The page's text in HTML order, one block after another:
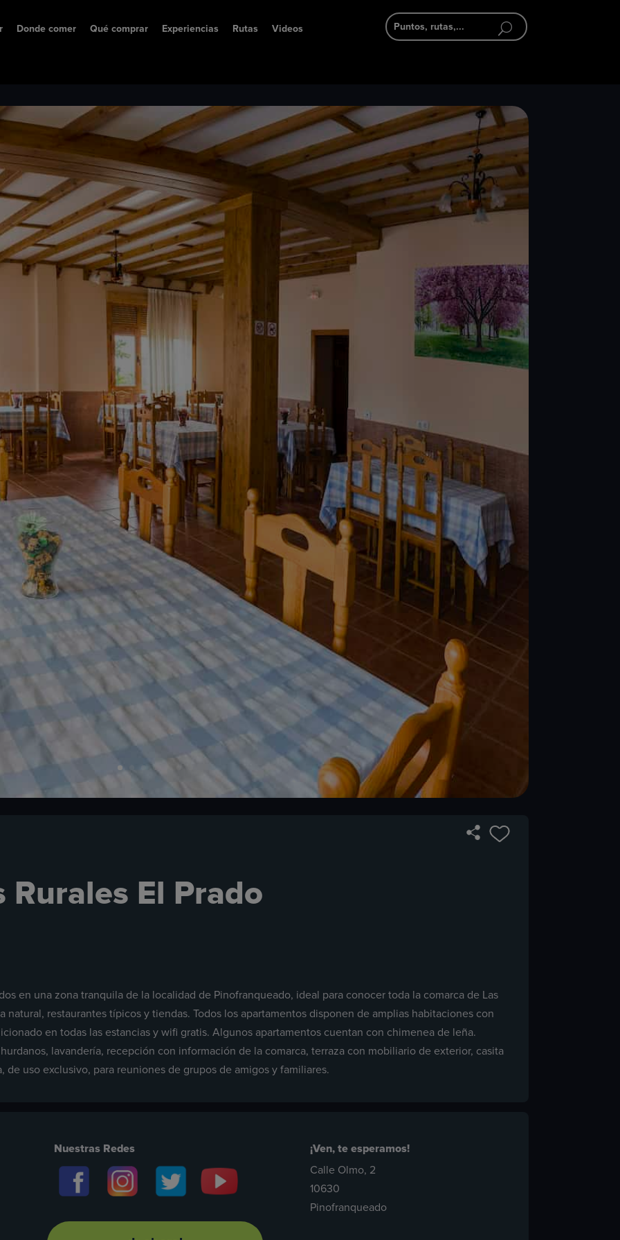
Donde comer Qué comprar Experiencias Rutas Videos
El Prado
en una zona tranquila de la localidad de Pinofranqueado, ideal para conocer toda la comarca de Las
natural, restaurantes típicos y tiendas. Todos los apartamentos disponen de amplias habitaciones con
en todas las estancias y wifi gratis. Algunos apartamentos cuentan con chimenea de leña.
lavandería, recepción con información de la comarca, terraza con mobiliario de exterior, casita
de uso exclusivo, para reuniones de grupos de amigos y familiares.
Nuestras Redes
¡Ven, te esperamos!
Calle Olmo, 2
10630
Pinofranqueado